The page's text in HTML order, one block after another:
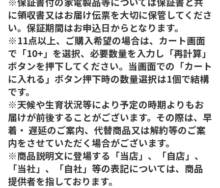
に領収書又はお届け伝票を大切に保管してくださ
い。保証期間はお申込日からとなります。
※11点以上、ご購入希望の場合は、カート画面
で「10+」を選択、必要数量を入力し「再計算」
ボタンを押下してください。当画面での「カート
に入れる」ボタン押下時の数量選択は1個で結構
です。
※天候や生育状況等により予定の時期よりもお
届けが前後することがございます。その際は、早
着・ 遅延のご案内、代替商品又は解約等のご案
内をさせていただく場合がございます。
※商品説明文に登場する「当店」、「自店」、
「当社」、「自社」等の表記については、商品
提供者を指しております。